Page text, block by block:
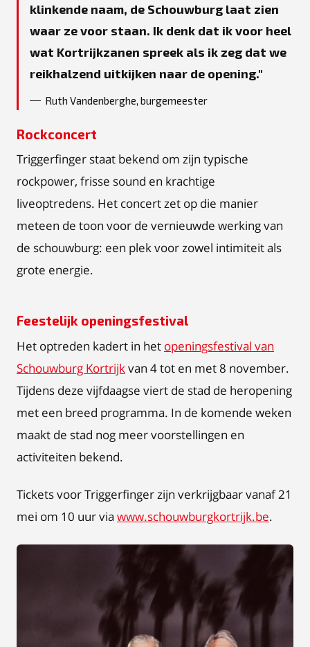
klinkende naam, de Schouwburg laat zien
waar ze voor staan. Ik denk dat ik voor heel
wat Kortrijkzanen spreek als ik zeg dat we
reikhalzend uitkijken naar de opening.
Ruth Vandenberghe, burgemeester
Rockconcert
Triggerfinger staat bekend om zijn typische
rockpower, frisse sound en krachtige
liveoptredens. Het concert zet op die manier
meteen de toon voor de vernieuwde werking van
de schouwburg: een plek voor zowel intimiteit als
grote energie.
Feestelijk openingsfestival
Het optreden kadert in het openingsfestival van
Schouwburg Kortrijk van 4 tot en met 8 november.
Tijdens deze vijfdaagse viert de stad de heropening
met een breed programma. In de komende weken
maakt de stad nog meer voorstellingen en
activiteiten bekend.
Tickets voor Triggerfinger zijn verkrijgbaar vanaf 21
mei om 10 uur via www.schouwburgkortrijk.be.